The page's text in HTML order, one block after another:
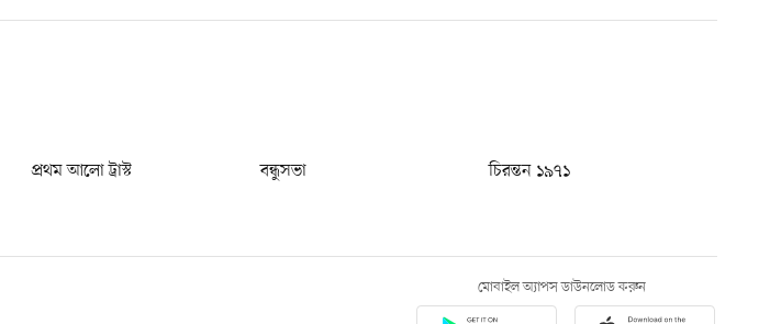
প্রথম আলো ট্রাস্ট বন্ধুসভা
চিরন্তন ১৯৭১
মোবাইল অ্যাপস ডাউনলোড করুন